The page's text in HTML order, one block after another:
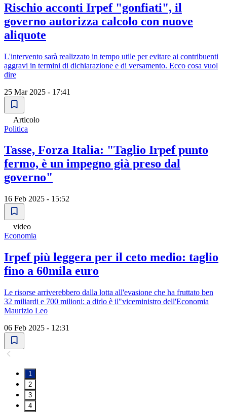
Rischio acconti Irpef "gonfiati", il
governo autorizza calcolo con nuove
aliquote
L'intervento sarà realizzato in tempo utile per evitare ai contribuenti
aggravi in termini di dichiarazione e di versamento. Ecco cosa vuol
dire
25 Mar 2025 - 17:41
Articolo
Politica
Tasse, Forza Italia: "Taglio Irpef punto
fermo, è un impegno già preso dal
governo"
16 Feb 2025 - 15:52
video
Economia
Irpef più leggera per il ceto medio: taglio
fino a 60mila euro
Le risorse arriverebbero dalla lotta all'evasione che ha fruttato ben
32 miliardi e 700 milioni: a dirlo è il"viceministro dell'Economia
Maurizio Leo
06 Feb 2025 - 12:31
1
2
3
4